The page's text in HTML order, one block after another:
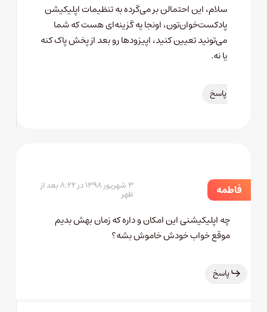
سلام، این احتمالن بر می‌گرده به تنظیمات اپلیکیشن
پادکست‌خوان‌تون، اونجا یه گزینه‌ای هست که شما
می‌تونید تعیین کنید، اپیزودها رو بعد از پخش پاک کنه
یا نه.
پاسخ
فاطمه ۳ شهریور ۱۳۹۸ در ۸:۲۲ بعد از
ظهر
چه اپلیکیشنی این امکان و داره که زمان بهش بدیم
موقع خواب خودش خاموش بشه؟
پاسخ